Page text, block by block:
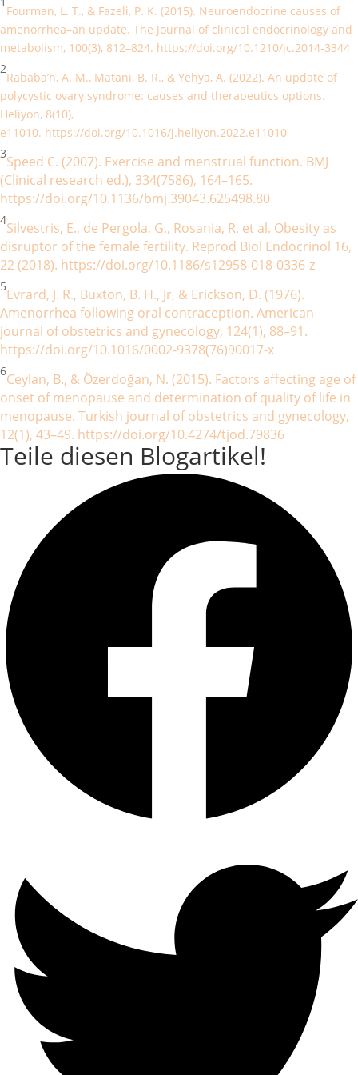
Fourman, L. T., & Fazeli, P. K. (2015). Neuroendocrine causes of
amenorrhea–an update. The Journal of clinical endocrinology and
metabolism, 100(3), 812–824. https://doi.org/10.1210/jc.2014-3344
2
Rababa’h, A. M., Matani, B. R., & Yehya, A. (2022). An update of
polycystic ovary syndrome: causes and therapeutics options.
Heliyon, 8(10),
e11010. https://doi.org/10.1016/j.heliyon.2022.e11010
3Speed C. (2007). Exercise and menstrual function. BMJ
(Clinical research ed.), 334(7586), 164–165.
https://doi.org/10.1136/bmj.39043.625498.80
4Silvestris, E., de Pergola, G., Rosania, R. et al. Obesity as
disruptor of the female fertility. Reprod Biol Endocrinol 16,
22 (2018). https://doi.org/10.1186/s12958-018-0336-z
5Evrard, J. R., Buxton, B. H., Jr, & Erickson, D. (1976).
Amenorrhea following oral contraception. American
journal of obstetrics and gynecology, 124(1), 88–91.
https://doi.org/10.1016/0002-9378(76)90017-x
6Ceylan, B., & Özerdoğan, N. (2015). Factors affecting age of
onset of menopause and determination of quality of life in
menopause. Turkish journal of obstetrics and gynecology,
12(1), 43–49. https://doi.org/10.4274/tjod.79836
Teile diesen Blogartikel!